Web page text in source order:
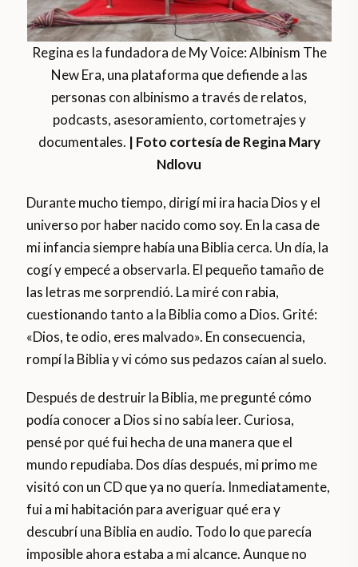
Regina es la fundadora de My Voice: Albinism The
New Era, una plataforma que defiende a las
personas con albinismo a través de relatos,
podcasts, asesoramiento, cortometrajes y
documentales. | Foto cortesía de Regina Mary
Ndlovu
Durante mucho tiempo, dirigí mi ira hacia Dios y el
universo por haber nacido como soy. En la casa de
mi infancia siempre había una Biblia cerca. Un día, la
cogí y empecé a observarla. El pequeño tamaño de
las letras me sorprendió. La miré con rabia,
cuestionando tanto a la Biblia como a Dios. Grité:
«Dios, te odio, eres malvado». En consecuencia,
rompí la Biblia y vi cómo sus pedazos caían al suelo.
Después de destruir la Biblia, me pregunté cómo
podía conocer a Dios si no sabía leer. Curiosa,
pensé por qué fui hecha de una manera que el
mundo repudiaba. Dos días después, mi primo me
visitó con un CD que ya no quería. Inmediatamente,
fui a mi habitación para averiguar qué era y
descubrí una Biblia en audio. Todo lo que parecía
imposible ahora estaba a mi alcance. Aunque no